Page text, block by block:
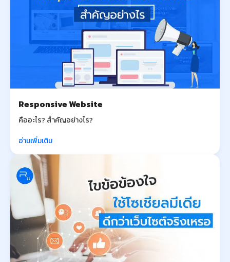
Responsive Website
คืออะไร? สำคัญอย่างไร?
อ่านเพิ่มเติม